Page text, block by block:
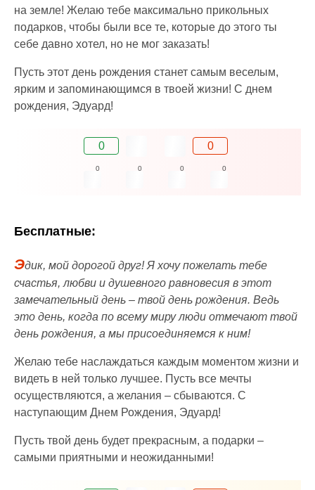
на земле! Желаю тебе максимально прикольных
подарков, чтобы были все те, которые до этого ты
себе давно хотел, но не мог заказать!
Пусть этот день рождения станет самым веселым,
ярким и запоминающимся в твоей жизни! С днем
рождения, Эдуард!
0 0
0 0 0 0
Бесплатные:
Эдик, мой дорогой друг! Я хочу пожелать тебе
счастья, любви и душевного равновесия в этот
замечательный день – твой день рождения. Ведь
это день, когда по всему миру люди отмечают твой
день рождения, а мы присоединяемся к ним!
Желаю тебе наслаждаться каждым моментом жизни и
видеть в ней только лучшее. Пусть все мечты
осуществляются, а желания – сбываются. С
наступающим Днем Рождения, Эдуард!
Пусть твой день будет прекрасным, а подарки –
самыми приятными и неожиданными!